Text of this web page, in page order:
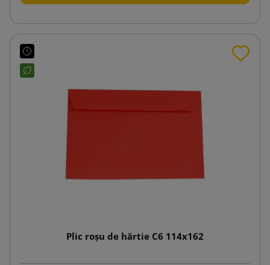
Plic roșu de hârtie C6 114x162